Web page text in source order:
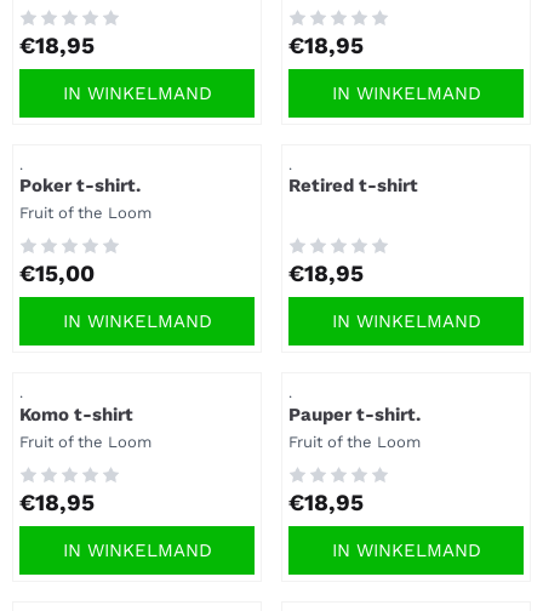
Prijs: 18,95
€18,95
IN WINKELMAND
Prijs: 18,95
€18,95
IN WINKELMAND
.
Poker t-shirt.
Merk:
Fruit of the Loom
Prijs: 15,00
€15,00
IN WINKELMAND
.
Retired t-shirt
Prijs: 18,95
€18,95
IN WINKELMAND
Artikelnummer
.
Komo t-shirt
Merk:
Fruit of the Loom
Prijs: 18,95
€18,95
IN WINKELMAND
Artikelnummer
.
Pauper t-shirt.
Merk:
Fruit of the Loom
Prijs: 18,95
€18,95
IN WINKELMAND